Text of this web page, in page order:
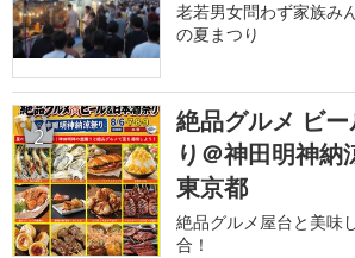
老若男女問わず家族み
の夏まつり
2
絶品グルメ ビ
り＠神田明神納
東京都
絶品グルメ屋台と美味
合！